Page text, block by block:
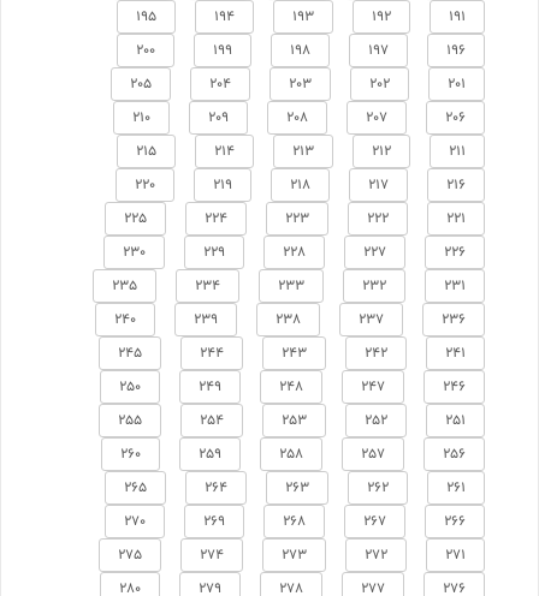
191
192
193
194
195
196
197
198
199
200
201
202
203
204
205
206
207
208
209
210
211
212
213
214
215
216
217
218
219
220
221
222
223
224
225
226
227
228
229
230
231
232
233
234
235
236
237
238
239
240
241
242
243
244
245
246
247
248
249
250
251
252
253
254
255
256
257
258
259
260
261
262
263
264
265
266
267
268
269
270
271
272
273
274
275
276
277
278
279
280